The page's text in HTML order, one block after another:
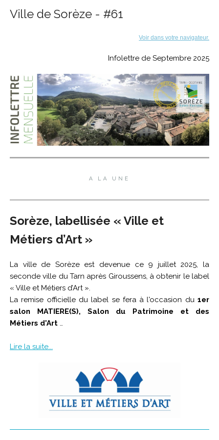
Ville de Sorèze - #61
Voir dans votre navigateur.
Infolettre de Septembre 2025
A LA UNE
Sorèze, labellisée « Ville et
Métiers d’Art »
La ville de Sorèze est devenue ce 9 juillet 2025, la
seconde ville du Tarn après Giroussens, à obtenir le label
« Ville et Métiers d’Art ».
La remise officielle du label se fera à l'occasion du 1er
salon MATIERE(S), Salon du Patrimoine et des
Métiers d'Art …
Lire la suite...